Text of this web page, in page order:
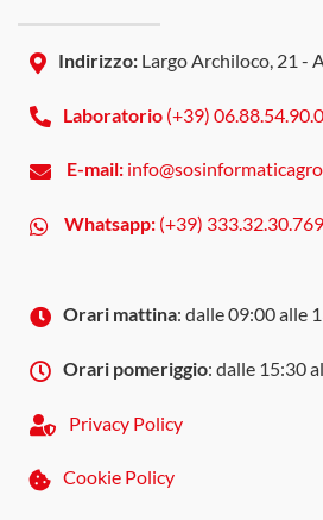
Indirizzo: Largo Archiloco, 21 -
Laboratorio (+39)
E-mail:
Whatsapp: (+39) 333.32.30.769
Orari mattina: dalle 09:00 alle
Orari pomeriggio: dalle 15:30
Privacy Policy
Cookie Policy